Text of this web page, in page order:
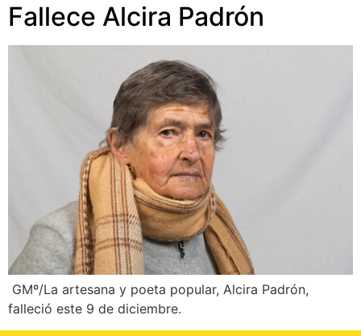
Fallece Alcira Padrón
GMº/La artesana y poeta popular, Alcira Padrón,
falleció este 9 de diciembre.